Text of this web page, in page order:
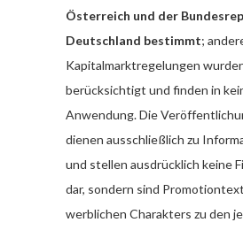
Österreich und der
Deutschland bestimmt;
Kapitalmarktregelungen
berücksichtigt und finden in
Anwendung. Die
dienen ausschließlich zu
und stellen ausdrücklich keine
dar, sondern sind
werblichen Charakters zu den